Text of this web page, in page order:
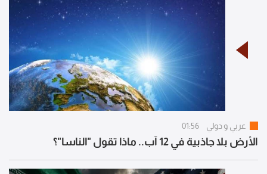
عربي و دولي 01:56
الأرض بلا جاذبية في 12 آب.. ماذا تقول "الناسا"؟